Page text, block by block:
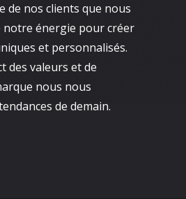
de nos clients que nous
énergie pour créer
et personnalisés.
des valeurs et de
nous nous
de demain.